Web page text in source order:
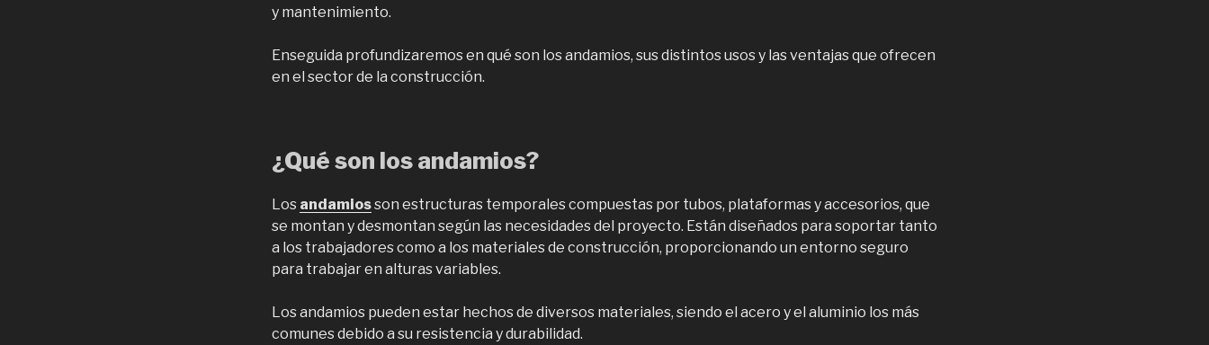
y mantenimiento.
Enseguida profundizaremos en qué son los andamios, sus distintos usos y las ventajas que ofrecen
en el sector de la construcción.
¿Qué son los andamios?
Los andamiosson estructuras temporales compuestas por tubos, plataformas y accesorios, que
se montan y desmontan según las necesidades del proyecto. Están diseñados para soportar tanto
a los trabajadores como a los materiales de construcción, proporcionando un entorno seguro
para trabajar en alturas variables.
Los andamios pueden estar hechos de diversos materiales, siendo el acero y el aluminio los más
comunes debido a su resistencia y durabilidad.